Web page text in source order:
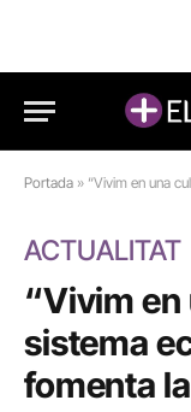
Portada » “Vivim en una
ACTUALITAT
“Vivim en
sistema
fomenta